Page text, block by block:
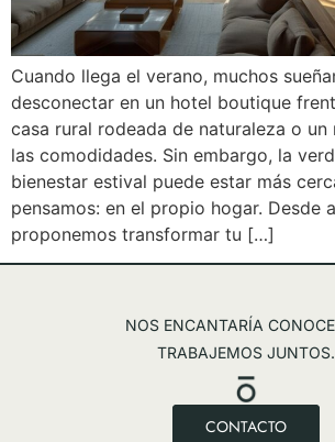
Cuando llega el verano, muchos
desconectar en un hotel boutique
casa rural rodeada de naturaleza o
las comodidades. Sin embargo, la
bienestar estival puede estar más
pensamos: en el propio hogar. Desde
proponemos transformar tu […]
NOS ENCANTARÍA
TRABAJEMOS JUNTOS.
CONTACTO